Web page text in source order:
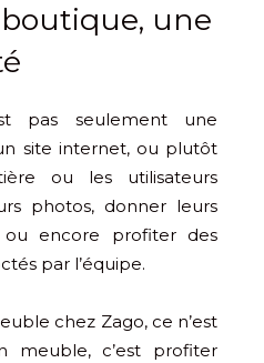
une
pas seulement une
site internet, ou plutôt
ou les utilisateurs
photos, donner leurs
encore profiter des
par l’équipe.
chez Zago, ce n’est
meuble, c’est profiter